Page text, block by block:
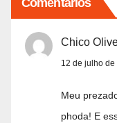
Chico
12 de julho de
Meu
phoda! E